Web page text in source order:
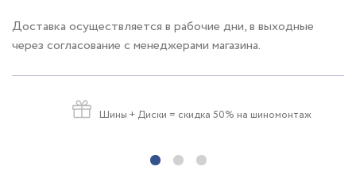
Доставка осуществляется в рабочие дни, в выходные
через согласование с менеджерами магазина.
Шины + Диски = скидка 50% на шиномонтаж